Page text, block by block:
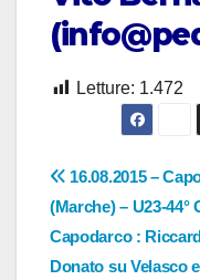
Letture: 1.472
articoli
16.08.2015 –
(Marche) – U23-44°
Capodarco :
Donato su Velasco e